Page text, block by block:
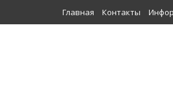
Главная Контакты